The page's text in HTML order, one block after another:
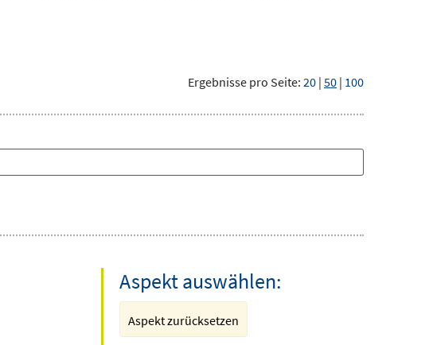
Ergebnisse pro Seite: 20 | 50 | 100
Aspekt auswählen:
Aspekt zurücksetzen